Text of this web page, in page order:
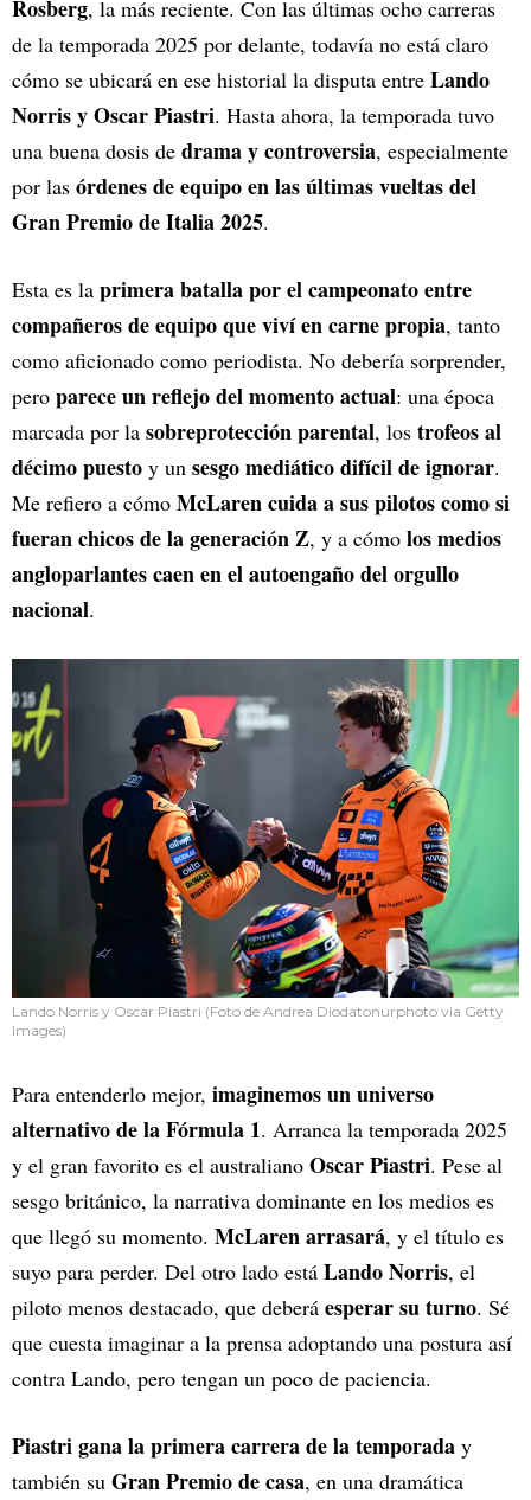
Rosberg, la más reciente. Con las últimas ocho carreras
de la temporada 2025 por delante, todavía no está claro
cómo se ubicará en ese historial la disputa entre Lando
Norris y Oscar Piastri. Hasta ahora, la temporada tuvo
una buena dosis de drama y controversia, especialmente
por las órdenes de equipo en las últimas vueltas del
Gran Premio de Italia 2025.
Esta es la primera batalla por el campeonato entre
compañeros de equipo que viví en carne propia, tanto
como aficionado como periodista. No debería sorprender,
pero parece un reflejo del momento actual: una época
marcada por la sobreprotección parental, los trofeos al
décimo puesto y un sesgo mediático difícil de ignorar.
Me refiero a cómo McLaren cuida a sus pilotos como si
fueran chicos de la generación Z, y a cómo los medios
angloparlantes caen en el autoengaño del orgullo
nacional.
Lando Norris y Oscar Piastri (Foto de Andrea Diodatonurphoto via Getty
Images)
Para entenderlo mejor, imaginemos un universo
alternativo de la Fórmula 1. Arranca la temporada 2025
y el gran favorito es el australiano Oscar Piastri. Pese al
sesgo británico, la narrativa dominante en los medios es
que llegó su momento. McLaren arrasará, y el título es
suyo para perder. Del otro lado está Lando Norris, el
piloto menos destacado, que deberá esperar su turno. Sé
que cuesta imaginar a la prensa adoptando una postura así
contra Lando, pero tengan un poco de paciencia.
Piastri gana la primera carrera de la temporada y
también su Gran Premio de casa, en una dramática